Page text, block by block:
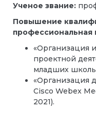
Ученое звание:
Повышение
профессиональная
«Организация
проектной
младших
«Организация
Cisco Webex
2021).